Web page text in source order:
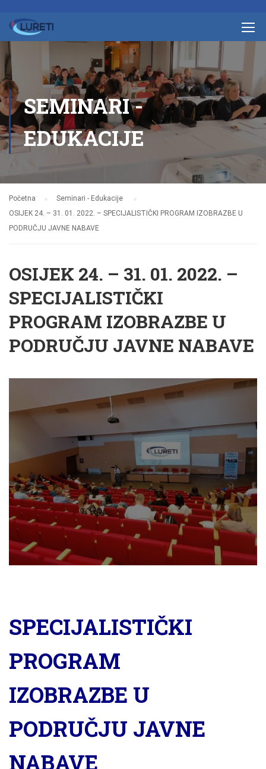
SEMINARI -
EDUKACIJE
Početna
Seminari - Edukacije
OSIJEK 24. – 31. 01. 2022. – SPECIJALISTIČKI PROGRAM IZOBRAZBE U
PODRUČJU JAVNE NABAVE
OSIJEK 24. – 31. 01. 2022. –
SPECIJALISTIČKI
PROGRAM IZOBRAZBE U
PODRUČJU JAVNE NABAVE
SPECIJALISTIČKI
PROGRAM
IZOBRAZBE U
PODRUČJU JAVNE
NABAVE